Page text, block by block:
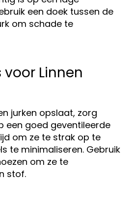
een doek tussen de
om schade te
Linnen
jurken opslaat, zorg
een goed geventileerde
om ze te strak op te
te minimaliseren. Gebruik
om ze te
stof.